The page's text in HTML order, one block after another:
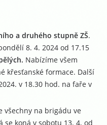
a druhého stupně ZŠ.
8. 4. 2024 od 17.15
Nabízíme všem
křesťanské formace. Další
v 18.30 hod. na faře v
všechny na brigádu ve
koná v sobotu 13. 4. od